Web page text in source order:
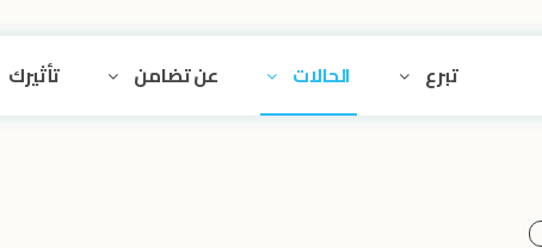
تبرع الحالات عن تضامن تأثيرك